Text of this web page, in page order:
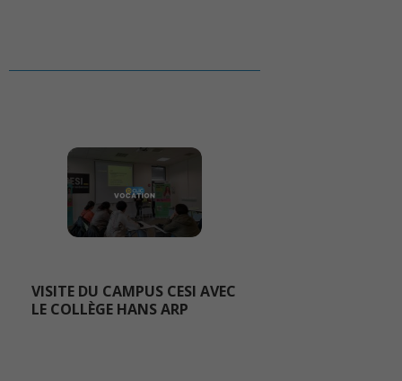
VISITE DU CAMPUS CESI AVEC
LE COLLÈGE HANS ARP